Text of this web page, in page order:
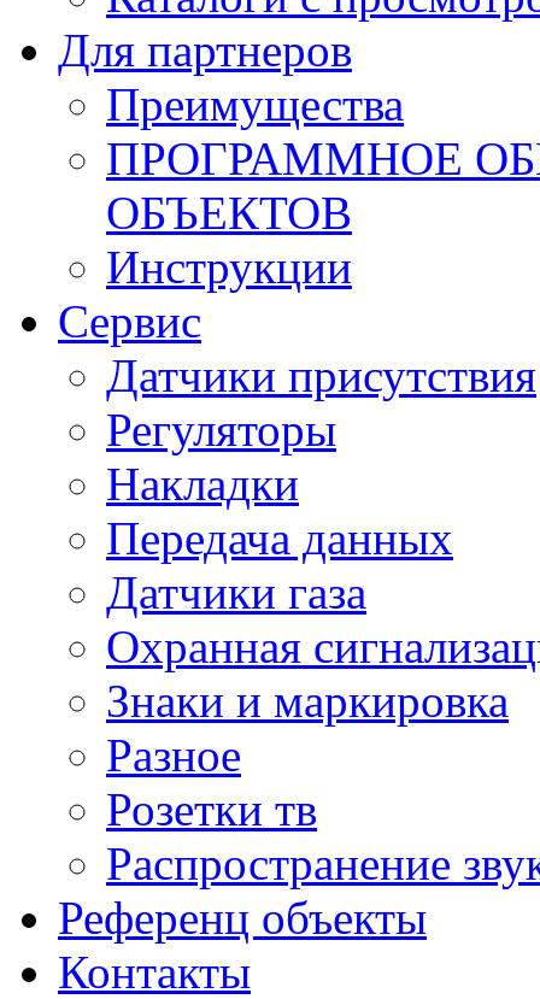
Для партнеров
Преимущества
ПРОГРАММНОЕ
ОБЪЕКТОВ
Инструкции
Сервис
Датчики присутствия
Регуляторы
Накладки
Передача данных
Датчики газа
Охранная
Знаки и маркировка
Разное
Розетки тв
Распространение
Референц объекты
Контакты